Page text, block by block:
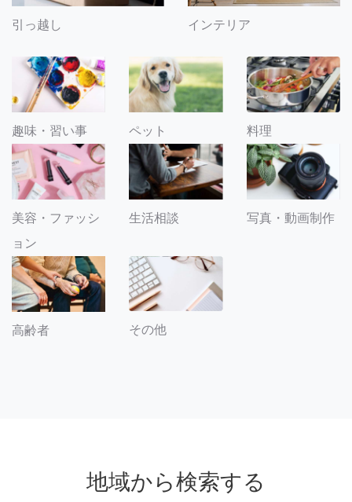
引っ越し インテリア
趣味・習い事 ペット 料理
美容・ファッシ
ョン
生活相談 写真・動画制作
高齢者 その他
地域から検索する